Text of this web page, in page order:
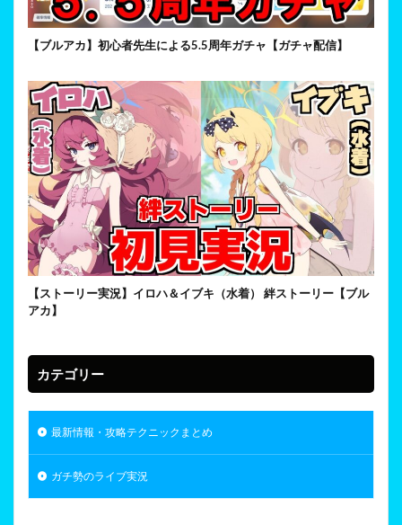
【ブルアカ】初心者先生による5.5周年ガチャ【ガチャ配信】
【ストーリー実況】イロハ＆イブキ（水着） 絆ストーリー【ブル
アカ】
カテゴリー
最新情報・攻略テクニックまとめ
ガチ勢のライブ実況